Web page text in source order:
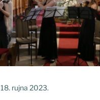
18. rujna 2023.